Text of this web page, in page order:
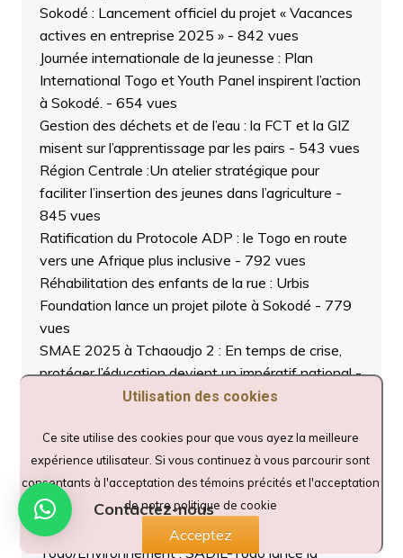
Sokodé : Lancement officiel du projet « Vacances
actives en entreprise 2025 »- 842 vues
Journée internationale de la jeunesse : Plan
International Togo et Youth Panel inspirent l’action
à Sokodé. - 654 vues
Gestion des déchets et de l’eau : la FCT et la GIZ
misent sur l’apprentissage par les pairs - 543 vues
Région Centrale :Un atelier stratégique pour
faciliter l’insertion des jeunes dans l’agriculture -
845 vues
Ratification du Protocole ADP : le Togo en route
vers une Afrique plus inclusive - 792 vues
Réhabilitation des enfants de la rue : Urbis
Foundation lance un projet pilote à Sokodé - 779
vues
SMAE 2025 à Tchaoudjo 2 : En temps de crise,
protéger l’éducation devient un impératif national-
d’offre pour la construction d’une retenue d’eau
hydroagricole.- 776 vues
Changement climatique : la région centrale du
Togo engage un vaste projet de restauration
écologique.
- 694 vues
Togo/Environnement : SADIL-Togo lance la
Utilisation des cookies
Ce site utilise des cookies pour que vous ayez la meilleure
expérience utilisateur. Si vous continuez à vous parcourir sont
consentants à l'acceptation des témoins précités et l'acceptation
de notre politique de cookie
Acceptez
Contactez-nous